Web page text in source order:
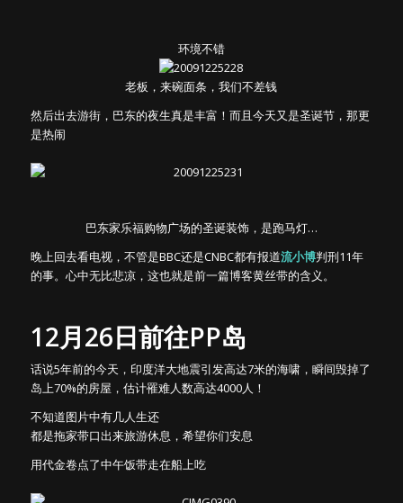
环境不错
老板，来碗面条，我们不差钱
然后出去游街，巴东的夜生真是丰富！而且今天又是圣诞节，那更
是热闹
巴东家乐福购物广场的圣诞装饰，是跑马灯…
晚上回去看电视，不管是BBC还是CNBC都有报道流小博判刑11年
的事。心中无比悲凉，这也就是前一篇博客黄丝带的含义。
12月26日前往PP岛
话说5年前的今天，印度洋大地震引发高达7米的海啸，瞬间毁掉了
岛上70%的房屋，估计罹难人数高达4000人！
不知道图片中有几人生还
都是拖家带口出来旅游休息，希望你们安息
用代金卷点了中午饭带走在船上吃